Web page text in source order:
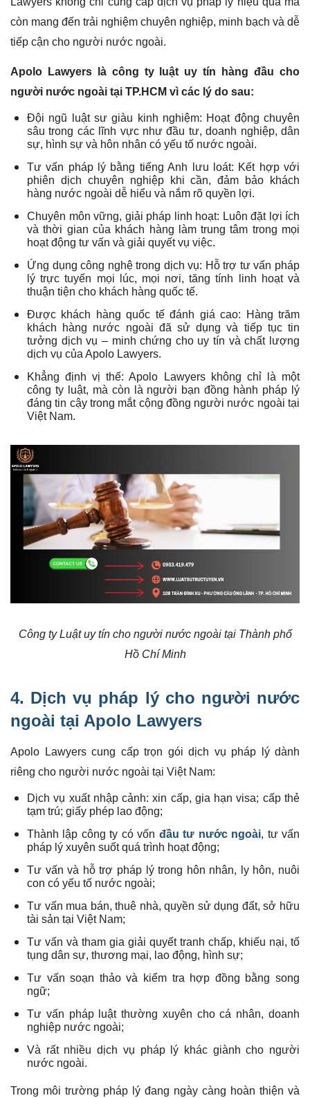
còn mang đến trải nghiệm chuyên nghiệp, minh bạch và dễ
tiếp cận cho người nước ngoài.
Apolo Lawyers là công ty luật uy tín hàng đầu cho
người nước ngoài tại TP.HCM vì các lý do sau:
Đội ngũ luật sư giàu kinh nghiệm: Hoạt động chuyên
sâu trong các lĩnh vực như đầu tư, doanh nghiệp, dân
sự, hình sự và hôn nhân có yếu tố nước ngoài.
Tư vấn pháp lý bằng tiếng Anh lưu loát: Kết hợp với
phiên dịch chuyên nghiệp khi cần, đảm bảo khách
hàng nước ngoài dễ hiểu và nắm rõ quyền lợi.
Chuyên môn vững, giải pháp linh hoạt: Luôn đặt lợi ích
và thời gian của khách hàng làm trung tâm trong mọi
hoạt động tư vấn và giải quyết vụ việc.
Ứng dụng công nghệ trong dịch vụ: Hỗ trợ tư vấn pháp
lý trực tuyến mọi lúc, mọi nơi, tăng tính linh hoạt và
thuận tiện cho khách hàng quốc tế.
Được khách hàng quốc tế đánh giá cao: Hàng trăm
khách hàng nước ngoài đã sử dụng và tiếp tục tin
tưởng dịch vụ – minh chứng cho uy tín và chất lượng
dịch vụ của Apolo Lawyers.
Khẳng định vị thế: Apolo Lawyers không chỉ là một
công ty luật, mà còn là người bạn đồng hành pháp lý
đáng tin cậy trong mắt cộng đồng người nước ngoài tại
Việt Nam.
Công ty Luật uy tín cho người nước ngoài tại Thành phố
Hồ Chí Minh
4. Dịch vụ pháp lýcho người nước
ngoài tại Apolo Lawyers
Apolo Lawyers cung cấp trọn gói dịch vụ pháp lý dành
riêng cho người nước ngoài tại Việt Nam:
Dịch vụ xuất nhập cảnh: xin cấp, gia hạn visa; cấp thẻ
tạm trú; giấy phép lao động;
Thành lập công ty có vốn đầu tư nước ngoài, tư vấn
pháp lý xuyên suốt quá trình hoạt động;
Tư vấn và hỗ trợ pháp lý trong hôn nhân, ly hôn, nuôi
con có yếu tố nước ngoài;
Tư vấn mua bán, thuê nhà, quyền sử dụng đất, sở hữu
tài sản tại Việt Nam;
Tư vấn và tham gia giải quyết tranh chấp, khiếu nại, tố
tụng dân sự, thương mại, lao động, hình sự;
Tư vấn soạn thảo và kiểm tra hợp đồng bằng song
ngữ;
Tư vấn pháp luật thường xuyên cho cá nhân, doanh
nghiệp nước ngoài;
Và rất nhiều dịch vụ pháp lý khác giành cho người
nước ngoài.
Trong môi trường pháp lý đang ngày càng hoàn thiện và